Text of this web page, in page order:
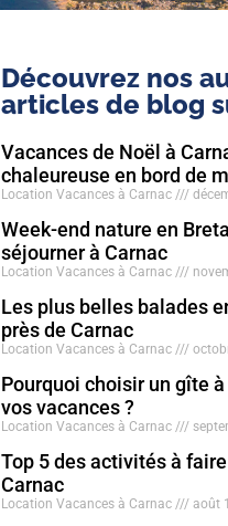
Découvrez nos
articles de blog
Vacances de Noël à
chaleureuse en bord de
Location Vacances à Carnac
Week-end nature en
séjourner à Carnac
Location Vacances à Carnac
Les plus belles balades
près de Carnac
Location Vacances à Carnac
Pourquoi choisir un gîte
vos vacances ?
Location Vacances à Carnac
Top 5 des activités à
Carnac
Location Vacances à Carnac août